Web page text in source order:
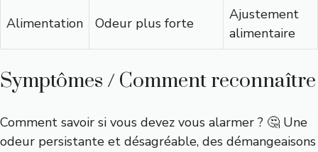
Alimentation Odeur plus forte
Ajustement
alimentaire
Symptômes / Comment reconnaître
Comment savoir si vous devez vous alarmer ? 🤔 Une
odeur persistante et désagréable, des démangeaisons